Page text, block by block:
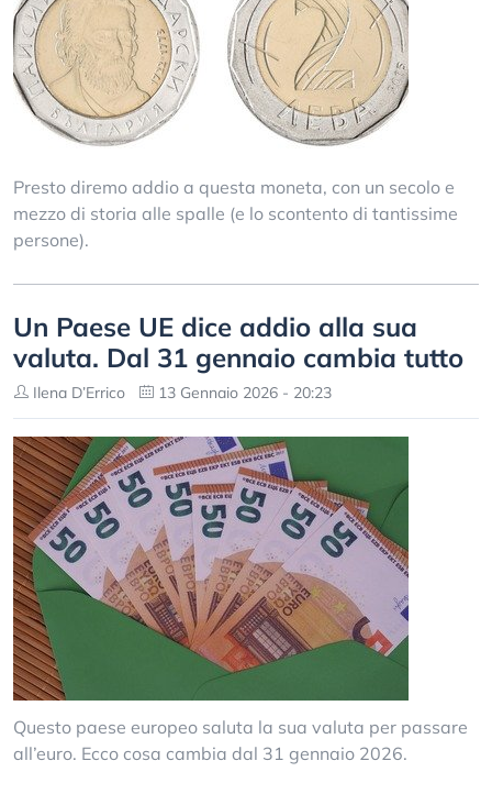
Presto diremo addio a questa moneta, con un secolo e
mezzo di storia alle spalle (e lo scontento di tantissime
persone).
Un Paese UE dice addio alla sua
valuta. Dal 31 gennaio cambia tutto
Ilena D’Errico 13 Gennaio 2026 - 20:23
Questo paese europeo saluta la sua valuta per passare
all’euro. Ecco cosa cambia dal 31 gennaio 2026.